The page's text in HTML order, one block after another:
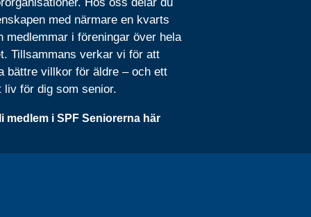
med närmare en kvarts
medlemmar i föreningar över hela
Tillsammans verkar vi för att
bättre villkor för äldre – och ett
liv för dig som senior.
medlem i SPF Seniorerna här